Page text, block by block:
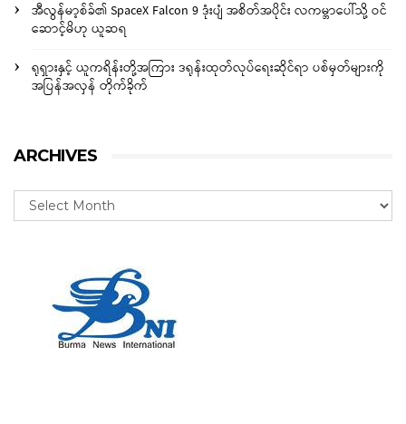
အီလွန်မာ့စ်ခ်၏ SpaceX Falcon 9 ဒုံးပျံ အစိတ်အပိုင်း လကမ္ဘာပေါ်သို့ ဝင်
ဆောင့်မိဟု ယူဆရ
ရုရှားနှင့် ယူကရိန်းတို့အကြား ဒရုန်းထုတ်လုပ်ရေးဆိုင်ရာ ပစ်မှတ်များကို
အပြန်အလှန် တိုက်ခိုက်
ARCHIVES